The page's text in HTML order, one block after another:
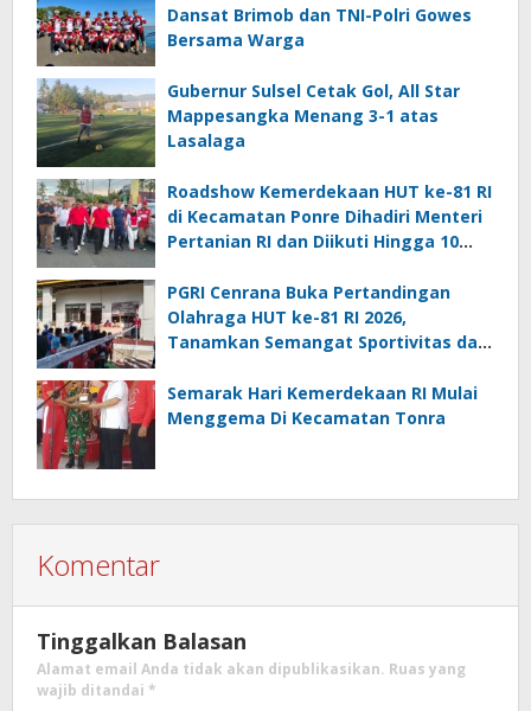
Dansat Brimob dan TNI-Polri Gowes
Bersama Warga
Gubernur Sulsel Cetak Gol, All Star
Mappesangka Menang 3-1 atas
Lasalaga
Roadshow Kemerdekaan HUT ke-81 RI
di Kecamatan Ponre Dihadiri Menteri
Pertanian RI dan Diikuti Hingga 10
PGRI Cenrana Buka Pertandingan
Olahraga HUT ke-81 RI 2026,
Tanamkan Semangat Sportivitas dan
Semarak Hari Kemerdekaan RI Mulai
Menggema Di Kecamatan Tonra
Komentar
Tinggalkan Balasan
Alamat email Anda tidak akan dipublikasikan. Ruas yang
wajib ditandai *